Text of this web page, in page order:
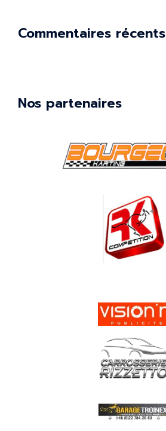
Commentaires récents
Nos partenaires